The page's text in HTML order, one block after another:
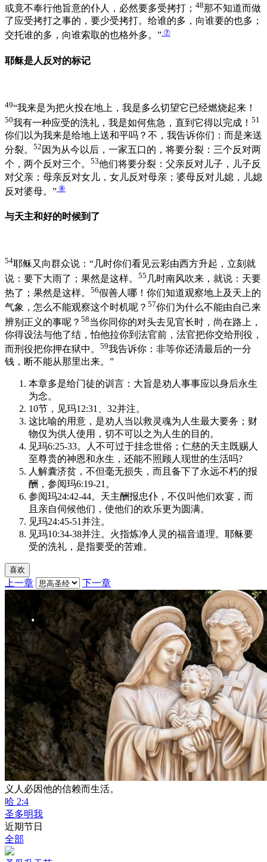
或竟不奉行他旨意的仆人，必然要多受拷打； 48那不知道而做
了应受拷打之事的，要少受拷打。给谁的多，向谁要的也多；
交托谁的多，向谁索取的也格外多。” ⑦
耶稣是人反对的标记
49“我来是为把火投在地上，我是多么切望它已经燃烧起来！
50我有一种应受的洗礼，我是如何焦急，直到它得以完成！ 51
你们以为我来是给地上送和平吗？不，我告诉你们：而是来送
分裂。 52 因为从今以后，一家五口的，将要分裂：三个反对两
个，两个反对三个。 53他们将要分裂：父亲反对儿子，儿子反
对父亲；母亲反对女儿，女儿反对母亲；婆母反对儿媳，儿媳
反对婆母。” ⑧
与天主和好的时候到了
54耶稣又向群众说：“几时你们看见云彩由西方升起，立刻就
说：要下大雨了；果然是这样。 55 几时南风吹来，就说：天要
热了；果然是这样。 56假善人哪！你们知道观察地上及天上的
气象，怎么不能观察这个时机呢？ 57你们为什么不能由自己来
辨别正义的事呢？ 58当你同你的对头去见官长时，尚在路上，
你得设法与他了结，怕他拉你到法官前，法官把你交给刑役，
而刑役把你押在狱中。 59我告诉你：非等你还清最后的一分
钱，断不能从那里出来。”
本章多是给门徒的训言：大旨是劝人事事应以身后永生
为念。
10节，见玛12:31、32并注。
这比喻的用意，是劝人当以救灵魂为人生最大要务；财
物仅为供人使用，切不可以之为人生的目的。
见玛6:25-33。人不可过于挂念世俗；仁慈的天主既赐人
至尊贵的神恩和永生，还能不照顾人现世的生活吗?
人解囊济贫，不但毫无损失，而且备下了永远不朽的报
酬，参阅玛6:19-21。
参阅玛24:42-44。天主酬报忠仆，不仅叫他们欢宴，而
且亲自伺候他们，使他们的欢乐更为圆满。
见玛24:45-51并注。
见玛10:34-38并注。火指炼净人灵的福音道理。耶稣要
受的洗礼，是指要受的苦难。
喜欢
上一章 下一章
义人必因他的信赖而生活。
哈 2:4
圣多明我
近期节日
全部